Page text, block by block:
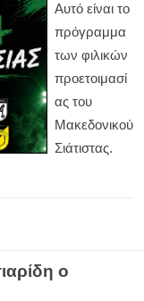
Αυτό είναι το
πρόγραμμα
των φιλικών
προετοιμασί
ας του
Μακεδονικού
Σιάτιστας.
ο